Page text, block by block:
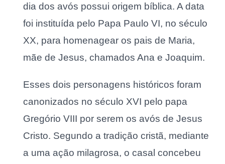
dia dos avós possui origem bíblica. A data
foi instituída pelo Papa Paulo VI, no século
XX, para homenagear os pais de Maria,
mãe de Jesus, chamados Ana e Joaquim.
Esses dois personagens históricos foram
canonizados no século XVI pelo papa
Gregório VIII por serem os avós de Jesus
Cristo. Segundo a tradição cristã, mediante
a uma ação milagrosa, o casal concebeu